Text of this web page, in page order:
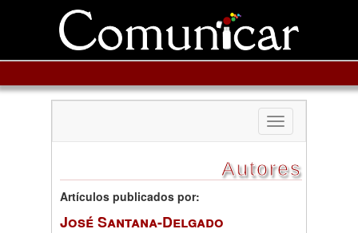
Toggle
navigation
Autores
Artículos publicados por:
José Santana-Delgado